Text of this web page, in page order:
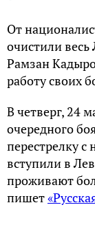
От
очистили
Рамзан
работу своих
В четверг, 24
очередного
перестрелку
вступили в
проживают
пишет